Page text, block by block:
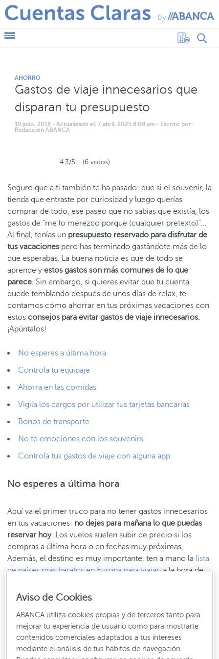
AHORRO
Gastos de viaje innecesarios que
disparan tu presupuesto
19 julio, 2018 - Actualizado el: 7 abril, 2025 8:08 am - Escrito por:
Redacción ABANCA
4.3/5 - (6 votos)
Seguro que a ti también te ha pasado: que si el souvenir, la
tienda que entraste por curiosidad y luego querías
comprar de todo, ese paseo que no sabías que existía, los
gastos de “me lo merezco porque (cualquier pretexto)”…
Al final, tenías un presupuesto reservado para disfrutar de
tus vacaciones pero has terminado gastándote más de lo
que esperabas. La buena noticia es que de todo se
aprende y estos gastos son más comunes de lo que
parece. Sin embargo, si quieres evitar que tu cuenta
quede temblando después de unos días de relax, te
contamos cómo ahorrar en tus próximas vacaciones con
estos consejos para evitar gastos de viaje innecesarios.
¡Apúntalos!
No esperes a última hora
Controla tu equipaje
Ahorra en las comidas
Vigila los cargos por utilizar tus tarjetas bancarias
Bonos de transporte
No te emociones con los souvenirs
Controla tus gastos de viaje con alguna app
No esperes a última hora
Aquí va el primer truco para no tener gastos innecesarios
en tus vacaciones: no dejes para mañana lo que puedas
reservar hoy. Los vuelos suelen subir de precio si los
compras a última hora o en fechas muy próximas.
Además, el destino es muy importante, ten a mano la lista
de países más baratos en Europa para viajar, a la hora de
de avión con al menos dos meses de antelación, para
ahorrar hasta un 10% del precio original, tal como
explican desdeNational Geographic en enero de 2025.
Sin embargo, paravuelos internacionales puedes
Aviso de Cookies
ABANCA utiliza cookies propias y de terceros tanto para
mejorar tu experiencia de usuario como para mostrarte
contenidos comerciales adaptados a tus intereses
mediante el análisis de tus hábitos de navegación.